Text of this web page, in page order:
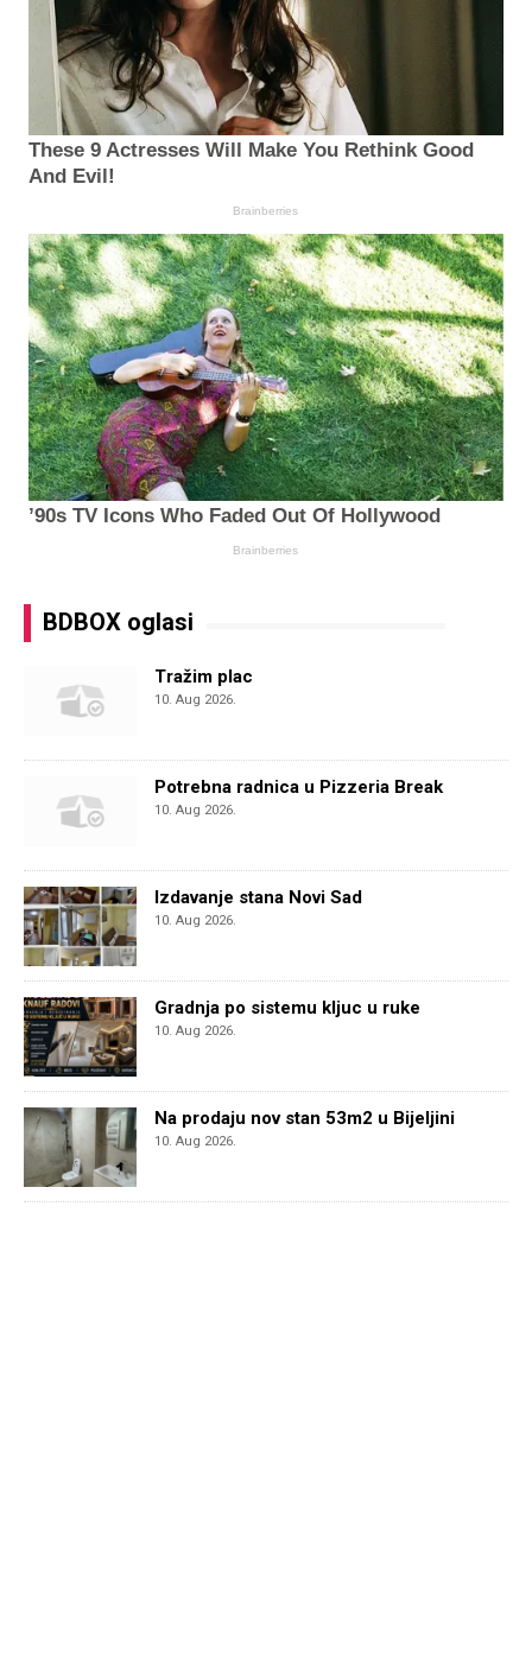
BDBOX oglasi
Tražim plac
10. Aug 2026.
Potrebna radnica u Pizzeria Break
10. Aug 2026.
Izdavanje stana Novi Sad
10. Aug 2026.
Gradnja po sistemu kljuc u ruke
10. Aug 2026.
Na prodaju nov stan 53m2 u Bijeljini
10. Aug 2026.